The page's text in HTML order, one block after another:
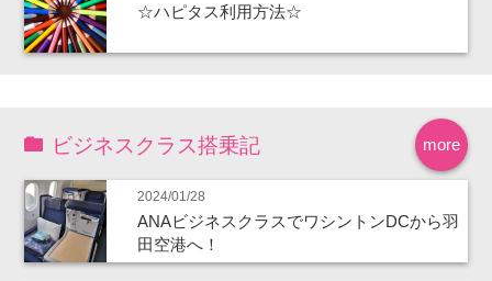
☆ハピタス利用方法☆
more
ビジネスクラス搭乗記
2024/01/28
ANAビジネスクラスでワシントンDCから羽
田空港へ！